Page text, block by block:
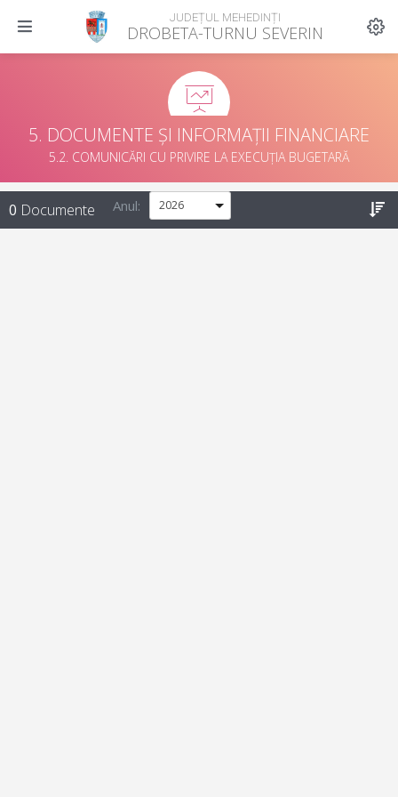
JUDEȚUL MEHEDINȚI
DROBETA-TURNU SEVERIN
5. DOCUMENTE ȘI INFORMAȚII FINANCIARE
5.2. COMUNICĂRI CU PRIVIRE LA EXECUȚIA BUGETARĂ
0 Documente Anul: